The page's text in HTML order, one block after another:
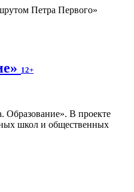
Петра Первого»
12+
Образование». В проекте
школ и общественных